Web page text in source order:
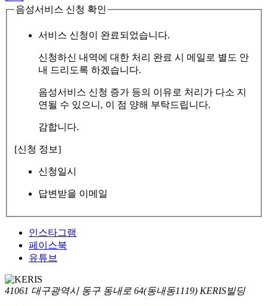
음성서비스 신청 확인
서비스 신청이 완료되었습니다.
신청하신 내역에 대한 처리 완료 시 메일로 별도 안
내 드리도록 하겠습니다.
음성서비스 신청 증가 등의 이유로 처리가 다소 지
연될 수 있으니, 이 점 양해 부탁드립니다.
감합니다.
[신청 정보]
신청일시
답변받을 이메일
인스타그램
페이스북
유튜브
41061 대구광역시 동구 동내로 64(동내동1119) KERIS빌딩